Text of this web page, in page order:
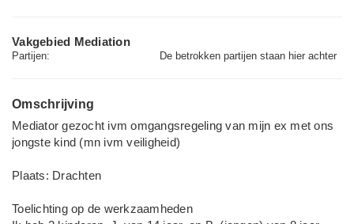
Vakgebied Mediation
Partijen: De betrokken partijen staan hier achter
Omschrijving
Mediator gezocht ivm omgangsregeling van mijn ex met ons
jongste kind (mn ivm veiligheid)
Plaats: Drachten
Toelichting op de werkzaamheden